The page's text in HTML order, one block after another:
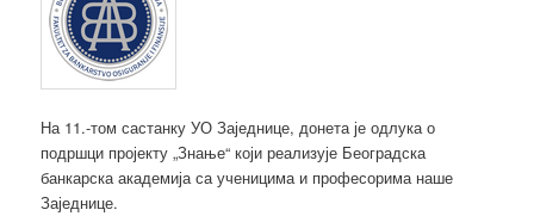
На 11.-том састанку УО Заједнице, донета је одлука о
подршци пројекту „Знање“ који реализује Београдска
банкарска академија са ученицима и професорима наше
Заједнице.